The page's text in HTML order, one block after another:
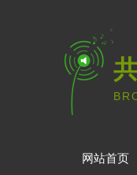
网站首页